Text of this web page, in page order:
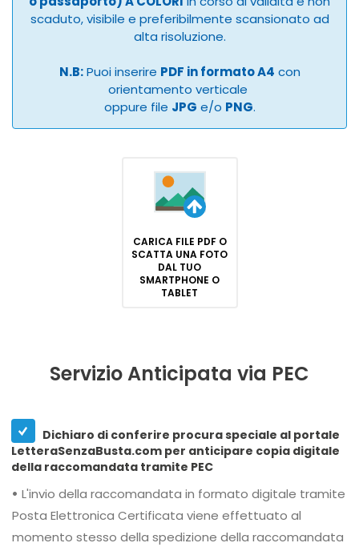
scaduto, visibile e preferibilmente scansionato ad
alta risoluzione.
N.B:Puoi inserire PDF in formato A4 con
orientamento verticale
oppure file JPG e/o PNG.
CARICA FILE PDF O
SCATTA UNA FOTO
DAL TUO
SMARTPHONE O
TABLET
Servizio Anticipata via PEC
Dichiaro di conferire procura speciale al portale
LetteraSenzaBusta.com per anticipare copia digitale
della raccomandata tramite PEC
• L'invio della raccomandata in formato digitale tramite
Posta Elettronica Certificata viene effettuato al
momento stesso della spedizione della raccomandata